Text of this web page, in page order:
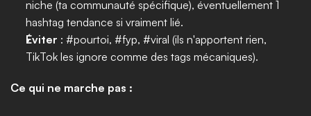
niche (ta communauté spécifique), éventuellement 1
hashtag tendance si vraiment lié.
Éviter : #pourtoi, #fyp, #viral (ils n'apportent rien,
TikTok les ignore comme des tags mécaniques).
Ce qui ne marche pas :